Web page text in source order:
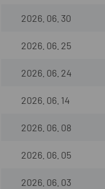
2026. 06. 30
2026. 06. 25
2026. 06. 24
2026. 06. 14
2026. 06. 08
2026. 06. 05
2026. 06. 03